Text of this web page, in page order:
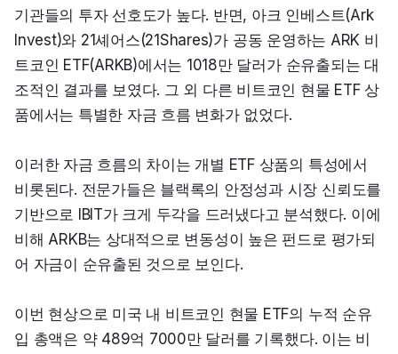
기관들의 투자 선호도가 높다. 반면, 아크 인베스트(Ark
Invest)와 21셰어스(21Shares)가 공동 운영하는 ARK 비
트코인 ETF(ARKB)에서는 1018만 달러가 순유출되는 대
조적인 결과를 보였다. 그 외 다른 비트코인 현물 ETF 상
품에서는 특별한 자금 흐름 변화가 없었다.
이러한 자금 흐름의 차이는 개별 ETF 상품의 특성에서
비롯된다. 전문가들은 블랙록의 안정성과 시장 신뢰도를
기반으로 IBIT가 크게 두각을 드러냈다고 분석했다. 이에
비해 ARKB는 상대적으로 변동성이 높은 펀드로 평가되
어 자금이 순유출된 것으로 보인다.
이번 현상으로 미국 내 비트코인 현물 ETF의 누적 순유
입 총액은 약 489억 7000만 달러를 기록했다. 이는 비